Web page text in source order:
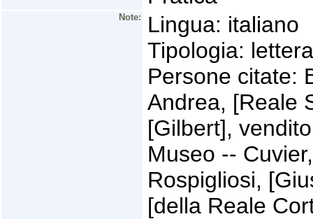
Note:
Lingua: italiano
Tipologia:
Persone citate:
Andrea, [Reale
[Gilbert],
Museo --
Rospigliosi,
[della Reale